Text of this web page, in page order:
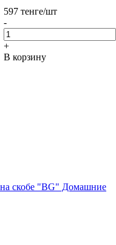
597 тенге/шт
-
+
В корзину
скобе "BG" Домашние